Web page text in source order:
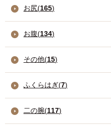
お尻(165)
お腹(134)
その他(15)
ふくらはぎ(7)
二の腕(117)